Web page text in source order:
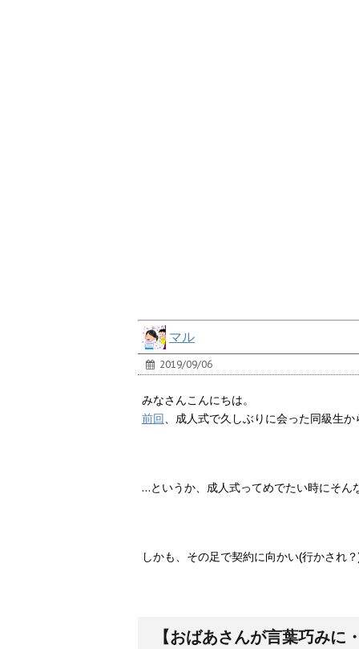
マル
2019/09/06
みなさんこんにちは。
前回、成人式で久しぶりに会った同級生
…というか、成人式ってめでたい時にそん
しかも、その足で契約に向かい(行かされ
【おばあさんが言葉巧みに